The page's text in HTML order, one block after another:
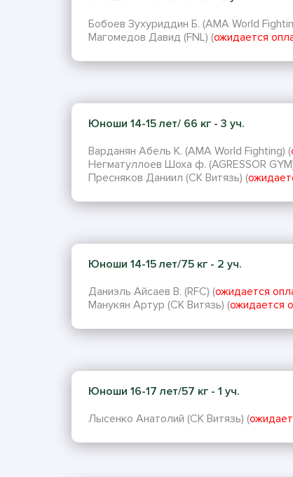
Бобоев Зухуриддин Б. (AMA World
Магомедов Давид (FNL) (ожидается
Юноши 14-15 лет/ 66 кг - 3 уч.
Варданян Абель К. (AMA World Fighting) (
Негматуллоев Шоха ф. (AGRESSOR
Пресняков Даниил (СК Витязь) (
Юноши 14-15 лет/75 кг - 2 уч.
Даниэль Айсаев В. (RFC) (ожидается
Манукян Артур (СК Витязь) (ожидается
Юноши 16-17 лет/57 кг - 1 уч.
Лысенко Анатолий (СК Витязь) (